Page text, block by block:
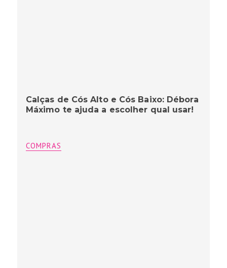
Calças de Cós Alto e Cós Baixo: Débora
Máximo te ajuda a escolher qual usar!
COMPRAS